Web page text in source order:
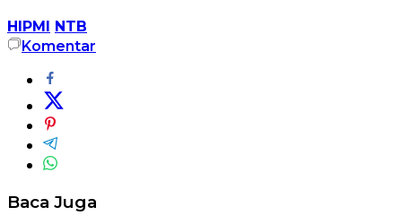
HIPMI NTB
Komentar
Baca Juga